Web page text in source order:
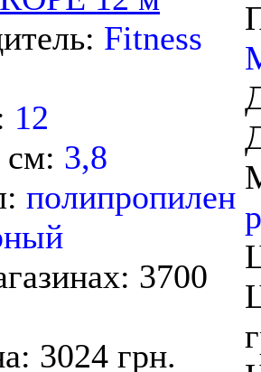
Fitness
12
3,8
полипропилен
3700
3024 грн.